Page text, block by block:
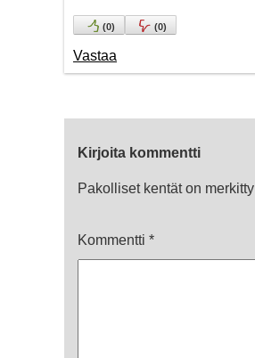
(0) (0)
Vastaa
Kirjoita kommentti
Pakolliset kentät on merkitty
Kommentti *